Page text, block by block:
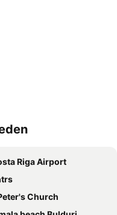
Riga Airport
Church